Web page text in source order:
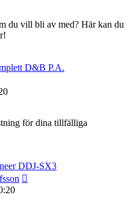
inlägget
du vill bli av med? Här kan du
D&B P.A.
för dina tillfälliga
DDJ-SX3